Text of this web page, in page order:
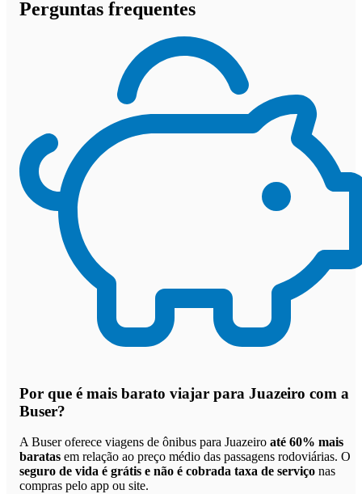
Perguntas frequentes
Por que é mais barato viajar para Juazeiro com a
Buser?
A Buser oferece viagens de ônibus para Juazeiro até 60% mais
baratas em relação ao preço médio das passagens rodoviárias. O
seguro de vida é grátis e não é cobrada taxa de serviço nas
compras pelo app ou site.